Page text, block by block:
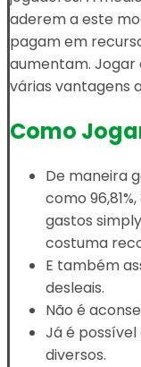
aderem a este
pagam em
aumentam.
várias vantagens
Como
De maneira
como
gastos
costuma
E também
desleais.
Não é
Já é possível
diversos.